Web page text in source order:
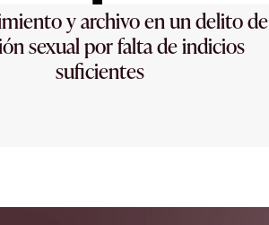
y archivo en un delito de
sexual por falta de indicios
suficientes